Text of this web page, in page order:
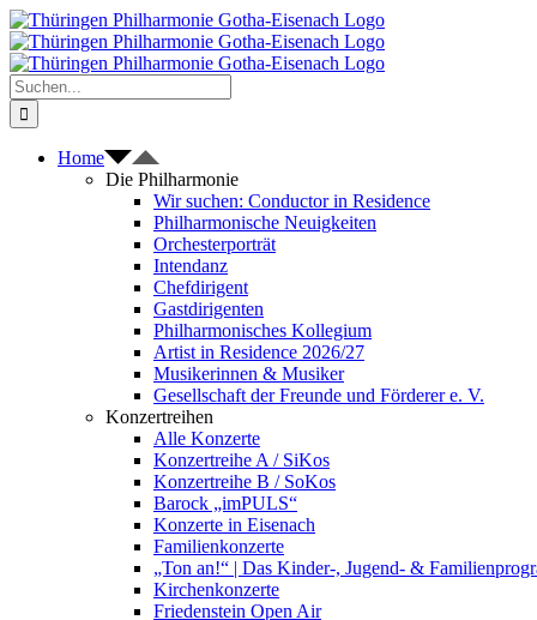
Zum
Inhalt
springen
Suche
nach:
Home
Die Philharmonie
Wir suchen: Conductor in Residence
Philharmonische Neuigkeiten
Orchesterporträt
Intendanz
Chefdirigent
Gastdirigenten
Philharmonisches Kollegium
Artist in Residence 2026/27
Musikerinnen & Musiker
Gesellschaft der Freunde und Förderer e. V.
Konzertreihen
Alle Konzerte
Konzertreihe A / SiKos
Konzertreihe B / SoKos
Barock „imPULS“
Konzerte in Eisenach
Familienkonzerte
„Ton an!“ | Das Kinder-, Jugend- &
Kirchenkonzerte
Friedenstein Open Air